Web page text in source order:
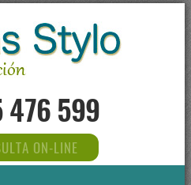
476 599
ON-LINE